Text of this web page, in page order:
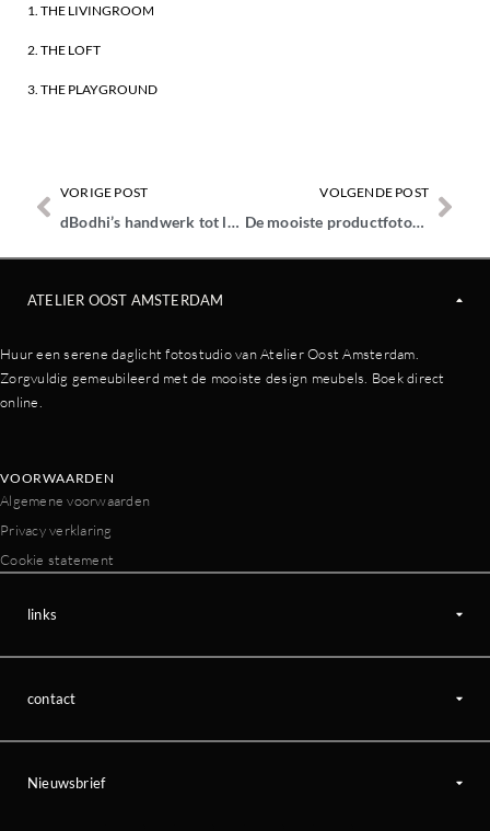
1. THE LIVINGROOM
2. THE LOFT
3. THE PLAYGROUND
VORIGE POST
dBodhi’s handwerk tot leven gebracht in meerdaagse fotoshoots
VOLGENDE POST
De mooiste productfotografie in The Loft
ATELIER OOST AMSTERDAM
Huur een serene daglicht fotostudio van Atelier Oost Amsterdam.
Zorgvuldig gemeubileerd met de mooiste design meubels. Boek direct
online.
VOORWAARDEN
Algemene voorwaarden
Privacy verklaring
Cookie statement
links
contact
Nieuwsbrief